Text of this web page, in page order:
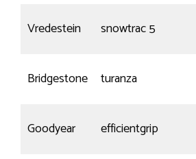
Vredestein snowtrac 5
Bridgestone turanza
Goodyear efficientgrip